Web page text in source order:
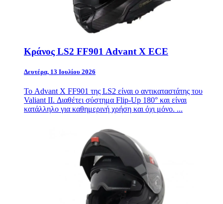
Κράνος LS2 FF901 Advant X ECE
Δευτέρα, 13 Ιουλίου 2026
Το Advant X FF901 της LS2 είναι ο αντικαταστάτης του
Valiant II. Διαθέτει σύστημα Flip-Up 180° και είναι
κατάλληλο για καθημερινή χρήση και όχι μόνο. ...